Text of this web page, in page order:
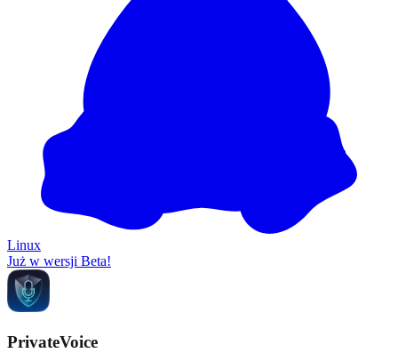
Linux
Już w wersji Beta!
PrivateVoice